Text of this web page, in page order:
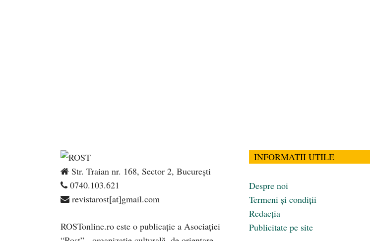
Str. Traian nr. 168, Sector 2, București
0740.103.621
revistarost[at]gmail.com
ROSTonline.ro este o publicaţie a Asociaţiei
INFORMATII UTILE
Despre noi
Termeni și condiții
Redacția
Publicitate pe site